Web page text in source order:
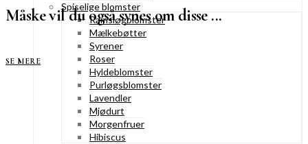
Spiselige blomster
Ramsløgblomster
Mælkebøtter
Syrener
Roser
Hyldeblomster
Purløgsblomster
Lavendler
Mjødurt
Morgenfruer
Hibiscus
Måske vil du også synes om disse ...
SE MERE